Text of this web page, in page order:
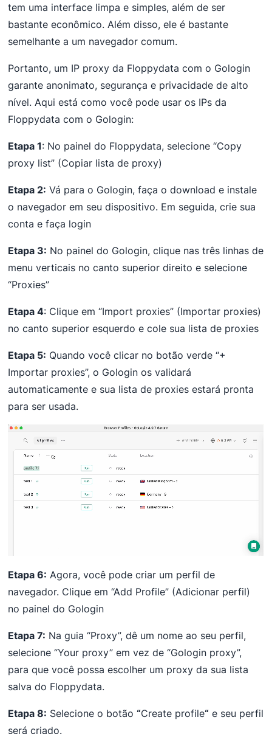
tem uma interface limpa e simples, além de ser
bastante econômico. Além disso, ele é bastante
semelhante a um navegador comum.
Portanto, um IP proxy da Floppydata com o Gologin
garante anonimato, segurança e privacidade de alto
nível. Aqui está como você pode usar os IPs da
Floppydata com o Gologin:
Etapa 1: No painel do Floppydata, selecione “Copy
proxy list” (Copiar lista de proxy)
Etapa 2: Vá para o Gologin, faça o download e instale
o navegador em seu dispositivo. Em seguida, crie sua
conta e faça login
Etapa 3: No painel do Gologin, clique nas três linhas de
menu verticais no canto superior direito e selecione
“Proxies”
Etapa 4: Clique em “Import proxies” (Importar proxies)
no canto superior esquerdo e cole sua lista de proxies
Etapa 5: Quando você clicar no botão verde “+
Importar proxies”, o Gologin os validará
automaticamente e sua lista de proxies estará pronta
para ser usada.
Etapa 6: Agora, você pode criar um perfil de
navegador. Clique em “Add Profile” (Adicionar perfil)
no painel do Gologin
Etapa 7: Na guia “Proxy”, dê um nome ao seu perfil,
selecione “Your proxy” em vez de “Gologin proxy”,
para que você possa escolher um proxy da sua lista
salva do Floppydata.
Etapa 8: Selecione o botão“Create profile“ e seu perfil
será criado.